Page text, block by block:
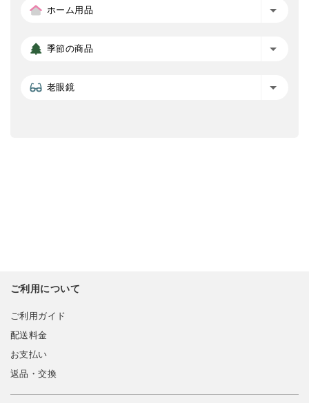
ホーム用品
季節の商品
老眼鏡
ご利用について
ご利用ガイド
配送料金
お支払い
返品・交換